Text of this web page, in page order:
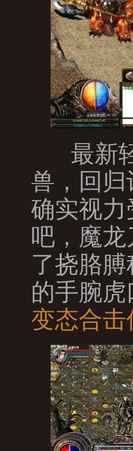
最新
兽，回
确实视
吧，魔
了挠胳
的手腕
变态合击